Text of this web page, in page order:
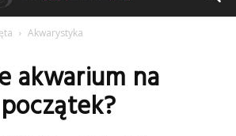
Akwarystyka
akwarium na
początek?